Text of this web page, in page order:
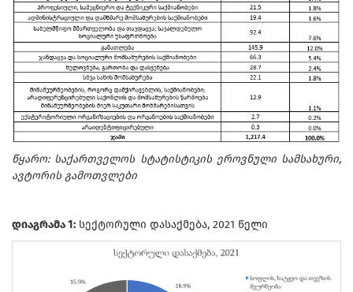
წყარო: საქართველოს სტატისტიკის ეროვნული სამსახური,
ავტორის გამოთვლები
დიაგრამა 1: სექტორული დასაქმება, 2021 წელი